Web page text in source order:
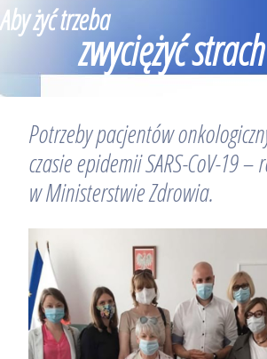
Aby żyć trzeba
zwyciężyć strach
Potrzeby pacjentów
czasie epidemii SARS-CoV-19 –
w Ministerstwie Zdrowia.